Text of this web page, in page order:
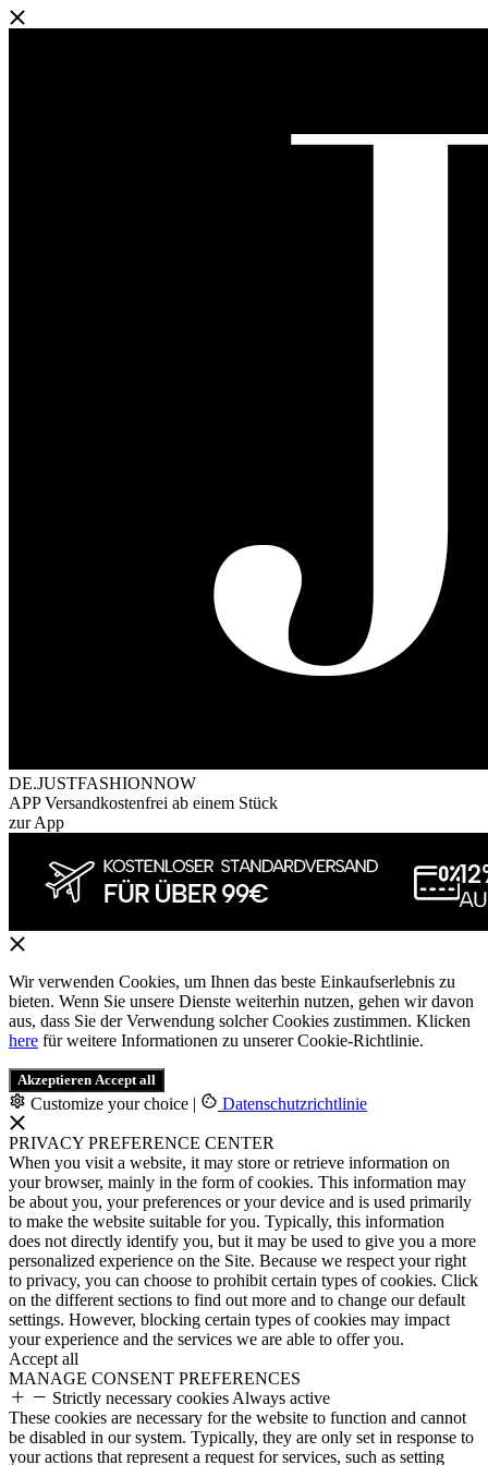
DE.JUSTFASHIONNOW
APP Versandkostenfrei ab einem Stück
zur App
Wir verwenden Cookies, um Ihnen das beste Einkaufserlebnis zu
bieten. Wenn Sie unsere Dienste weiterhin nutzen, gehen wir davon
aus, dass Sie der Verwendung solcher Cookies zustimmen. Klicken
here für weitere Informationen zu unserer Cookie-Richtlinie.
Akzeptieren Accept all
Customize your choice | Datenschutzrichtlinie
PRIVACY PREFERENCE CENTER
When you visit a website, it may store or retrieve information on
your browser, mainly in the form of cookies. This information may
be about you, your preferences or your device and is used primarily
to make the website suitable for you. Typically, this information
does not directly identify you, but it may be used to give you a more
personalized experience on the Site. Because we respect your right
to privacy, you can choose to prohibit certain types of cookies. Click
on the different sections to find out more and to change our default
settings. However, blocking certain types of cookies may impact
your experience and the services we are able to offer you.
Accept all
MANAGE CONSENT PREFERENCES
Strictly necessary cookies Always active
These cookies are necessary for the website to function and cannot
be disabled in our system. Typically, they are only set in response to
your actions that represent a request for services, such as setting